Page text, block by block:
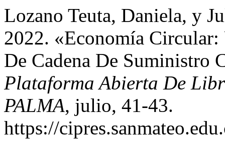
Lozano Teuta, Daniela, y
2022. «Economía
De Cadena De Suministro
Plataforma Abierta De
PALMA, julio, 41-43.
https://